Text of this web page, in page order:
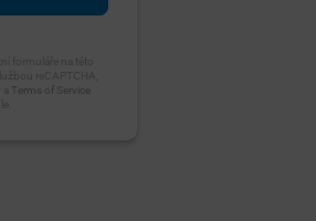
Terms of Service